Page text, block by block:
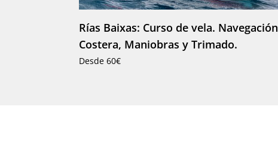
Rías Baixas: Curso de vela. Navegación
Costera, Maniobras y Trimado.
Desde 60€